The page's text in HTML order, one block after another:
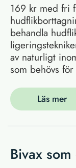
169 kr med fri
behandla
av naturligt
som behövs
Läs mer
Bivax